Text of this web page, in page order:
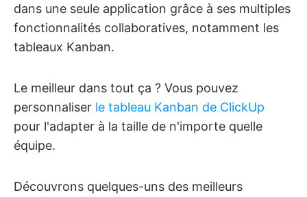
dans une seule application grâce à ses multiples
fonctionnalités collaboratives, notamment les
tableaux Kanban.
Le meilleur dans tout ça ? Vous pouvez
personnaliser le tableau Kanban de ClickUp
pour l'adapter à la taille de n'importe quelle
équipe.
Découvrons quelques-uns des meilleurs